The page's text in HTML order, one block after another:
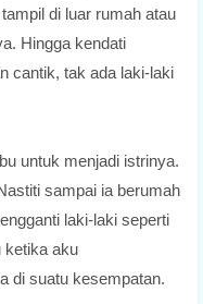
di luar rumah atau
Hingga kendati
cantik, tak ada laki-laki
untuk menjadi istrinya.
sampai ia berumah
laki-laki seperti
ketika aku
di suatu kesempatan.